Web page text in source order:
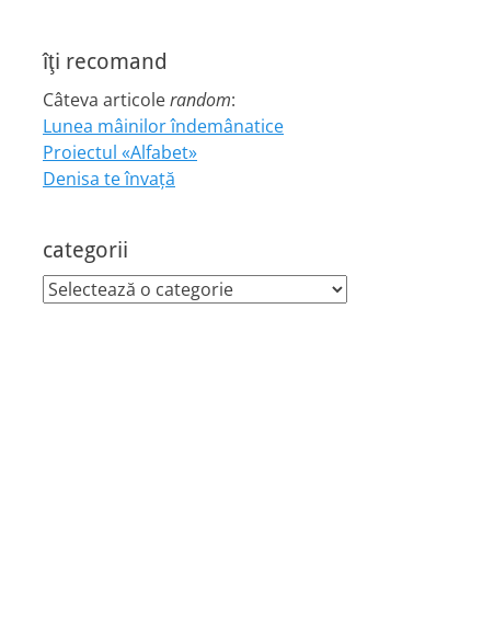
îţi recomand
Câteva articolerandom:
Lunea mâinilor îndemânatice
Proiectul «Alfabet»
Denisa te învaţă
categorii
categorii